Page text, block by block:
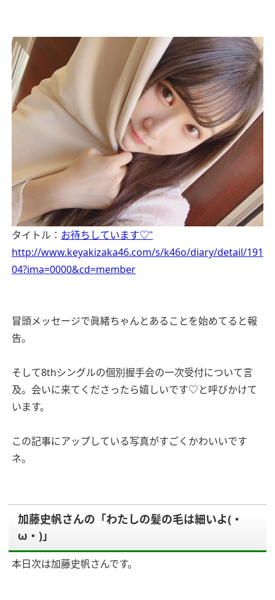
タイトル： お待ちしています♡︎ʾʾ
http://www.keyakizaka46.com/s/k46o/diary/detail/191
04?ima=0000&cd=member
冒頭メッセージで眞緒ちゃんとあることを始めてると報
告。
そして8thシングルの個別握手会の一次受付について言
及。会いに来てくださったら嬉しいです♡と呼びかけて
います。
この記事にアップしている写真がすごくかわいいです
ネ。
加藤史帆さんの「わたしの髪の毛は細いよ(・
ω・)」
本日次は加藤史帆さんです。